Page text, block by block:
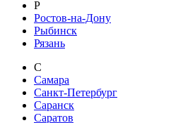
Р
Ростов-на-Дону
Рыбинск
Рязань
С
Самара
Санкт-Петербург
Саранск
Саратов